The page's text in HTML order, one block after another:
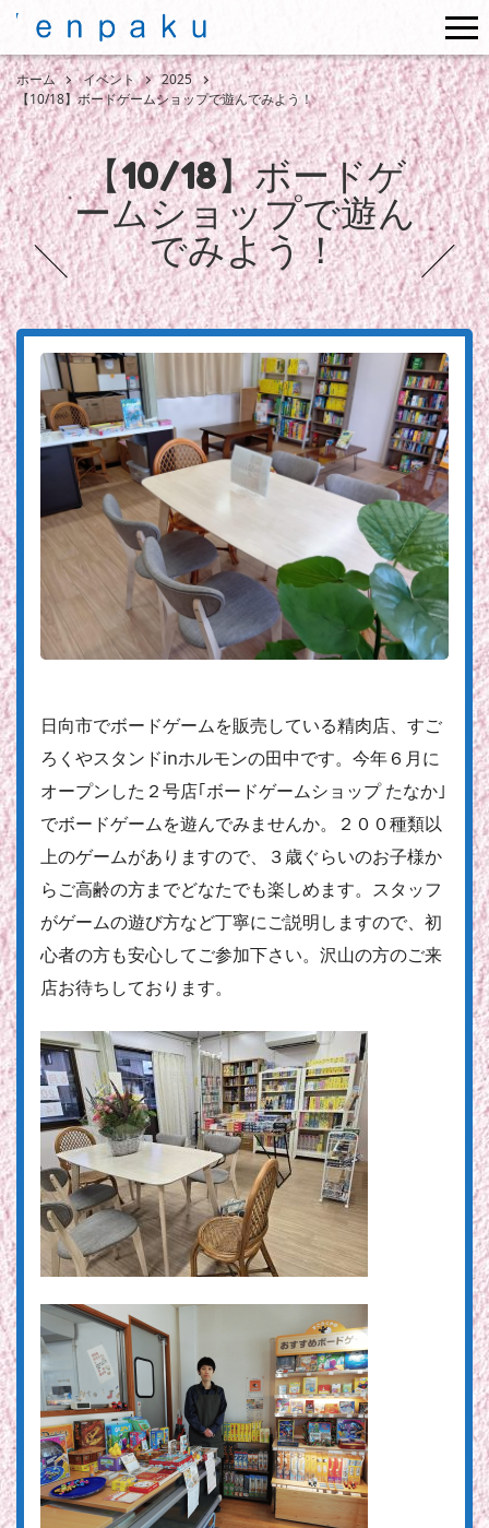
ホーム イベント
2025
【10/18】ボードゲームショップで遊んでみよう！
【10/18】ボードゲ
ームショップで遊ん
でみよう！
日向市でボードゲームを販売している精肉店、すご
ろくやスタンドinホルモンの田中です。今年６月に
オープンした２号店｢ボードゲームショップ たなか｣
でボードゲームを遊んでみませんか。２００種類以
上のゲームがありますので、３歳ぐらいのお子様か
らご高齢の方までどなたでも楽しめます。スタッフ
がゲームの遊び方など丁寧にご説明しますので、初
心者の方も安心してご参加下さい。沢山の方のご来
店お待ちしております。